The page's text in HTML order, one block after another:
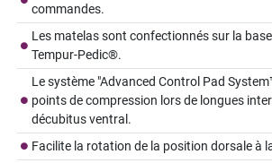
commandes.
Les matelas sont confectionnés sur la
Tempur-Pedic®.
Le système "Advanced Control Pad
points de compression lors de longues
décubitus ventral.
Facilite la rotation de la position dorsale à